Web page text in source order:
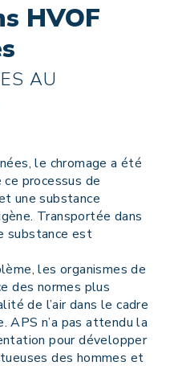
HVOF
AU
le chromage a été
processus de
une substance
Transportée dans
substance est
les organismes de
des normes plus
de l’air dans le cadre
APS n’a pas attendu la
pour développer
des hommes et